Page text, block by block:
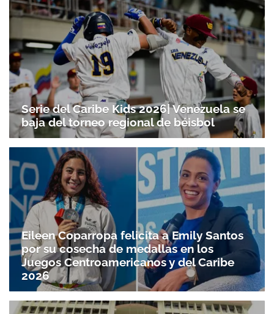
Serie del Caribe Kids 2026| Venezuela se
baja del torneo regional de béisbol
Eileen Coparropa felicita a Emily Santos
por su cosecha de medallas en los
Juegos Centroamericanos y del Caribe
2026